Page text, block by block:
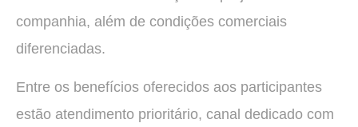
companhia, além de condições comerciais
diferenciadas.
Entre os benefícios oferecidos aos participantes
estão atendimento prioritário, canal dedicado com